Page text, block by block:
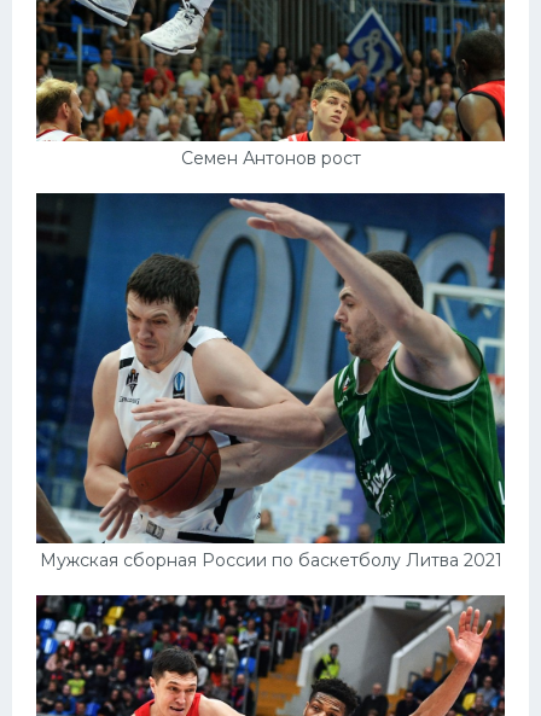
Семен Антонов рост
Мужская сборная России по баскетболу Литва 2021